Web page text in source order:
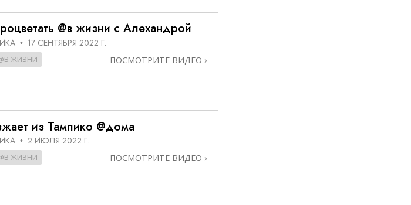
Решение проблемы наркотиков
Инструменты для использования
в работе
Причина подавления
@в жизни с Алехандрой
• 17 СЕНТЯБРЯ 2022 Г.
ЖИЗНИ ПОСМОТРИТЕ ВИДЕО
из Тампико @дома
• 2 ИЮЛЯ 2022 Г.
ЖИЗНИ ПОСМОТРИТЕ ВИДЕО